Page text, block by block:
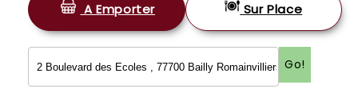
ACCUEIL
LA CARTE
A Emporter Sur Place
Go!